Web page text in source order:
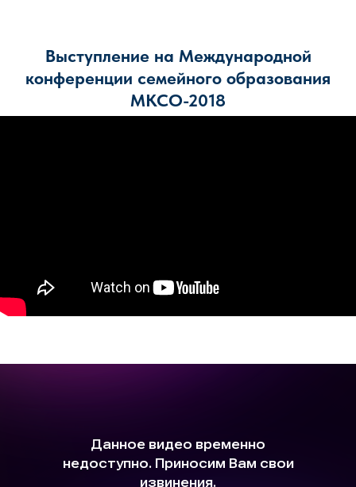
Выступление на Международной
конференции семейного образования
МКСО-2018